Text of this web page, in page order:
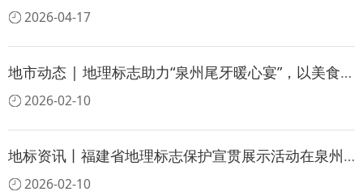
2026-04-17
地市动态 | 地理标志助力“泉州尾牙暖心宴”，以美食之名诠释感恩与守护
2026-02-10
地标资讯丨福建省地理标志保护宣贯展示活动在泉州成功举办
2026-02-10